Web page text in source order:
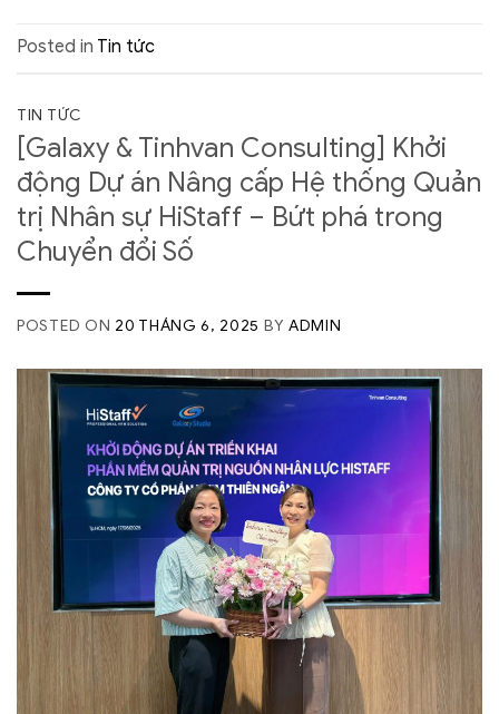
Posted in Tin tức
TIN TỨC
[Galaxy & Tinhvan Consulting] Khởi
động Dự án Nâng cấp Hệ thống Quản
trị Nhân sự HiStaff – Bứt phá trong
Chuyển đổi Số
POSTED ON 20 THÁNG 6, 2025 BYADMIN